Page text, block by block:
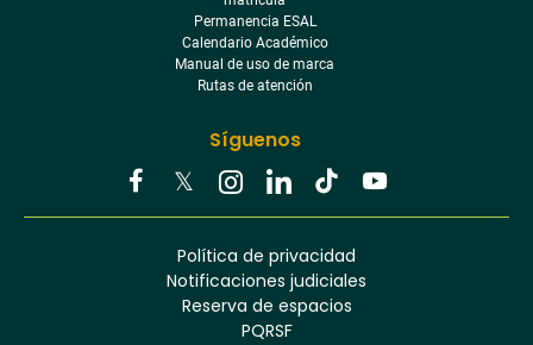
Síguenos
TwitterInstagramLinkedinTiktokYoutube
Permanencia ESAL
Calendario Académico
Manual de uso de marca
Rutas de atención
Política de privacidad
Notificaciones judiciales
Reserva de espacios
PQRSF